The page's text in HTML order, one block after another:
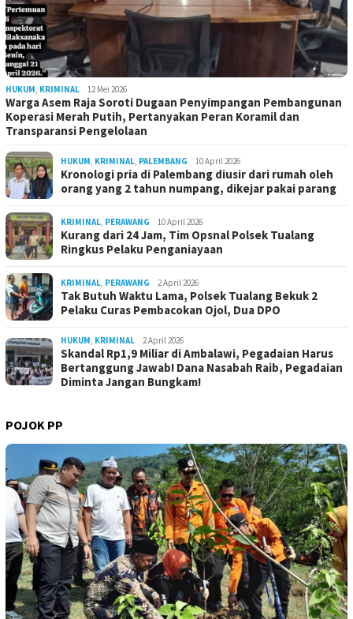
HUKUM, KRIMINAL 12 Mei 2026
Warga Asem Raja Soroti Dugaan Penyimpangan Pembangunan
Koperasi Merah Putih, Pertanyakan Peran Koramil dan
Transparansi Pengelolaan
HUKUM, KRIMINAL, PALEMBANG 10 April 2026
Kronologi pria di Palembang diusir dari rumah oleh
orang yang 2 tahun numpang, dikejar pakai parang
KRIMINAL, PERAWANG 10 April 2026
Kurang dari 24 Jam, Tim Opsnal Polsek Tualang
Ringkus Pelaku Penganiayaan
KRIMINAL, PERAWANG 2 April 2026
Tak Butuh Waktu Lama, Polsek Tualang Bekuk 2
Pelaku Curas Pembacokan Ojol, Dua DPO
HUKUM, KRIMINAL 2 April 2026
Skandal Rp1,9 Miliar di Ambalawi, Pegadaian Harus
Bertanggung Jawab! Dana Nasabah Raib, Pegadaian
Diminta Jangan Bungkam!
POJOK PP